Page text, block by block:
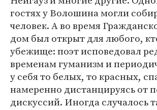
гостях у Волошина могли
человек. А во время
дом был открыт для любого,
убежище: поэт исповедовал
временам гуманизм и
у себя то белых, то красных,
намеренно дистанцируясь от
дискуссий. Иногда случалось